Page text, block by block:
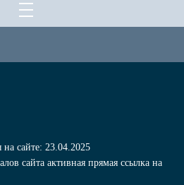
на сайте: 23.04.2025
сайта активная прямая ссылка на